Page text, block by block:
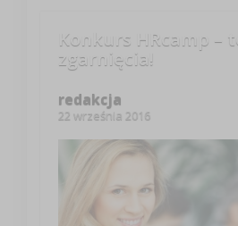
Konkurs HRcamp –
zgarnięcia!
redakcja
22 września 2016